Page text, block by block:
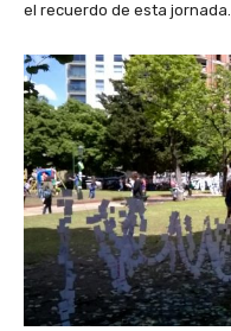
el recuerdo de esta jornada.